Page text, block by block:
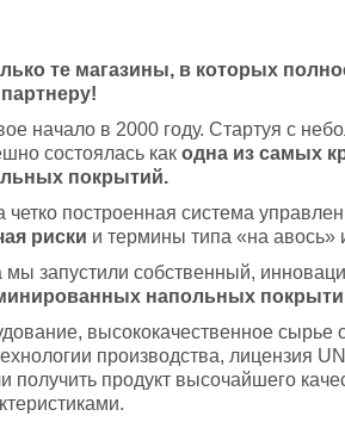
те магазины, в которых
начало в 2000 году. Стартуя с
состоялась как одна из самых
покрытий.
четко построенная система
риски и термины типа «на авось»
мы запустили собственный,
напольных
высококачественное
производства, лицензия
получить продукт высочайшего